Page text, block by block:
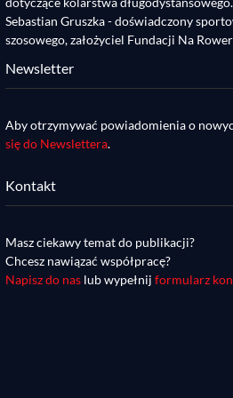
Sebastian Gruszka - doświadczony
szosowego, założyciel Fundacji Na
Newsletter
Aby otrzymywać powiadomienia o
się do Newslettera.
Kontakt
Masz ciekawy temat do publikacji?
Chcesz nawiązać współpracę?
Napisz do nas lub wypełnijformularz